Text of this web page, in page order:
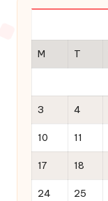
M T
3 4
10 11
17 18
24 25